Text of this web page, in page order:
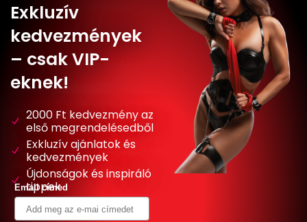
Exkluzív
kedvezmények
– csak VIP-
eknek!
2000 Ft kedvezmény az
első megrendelésedből
Exkluzív ajánlatok és
kedvezmények
Újdonságok és inspiráló
tippek
Email címed